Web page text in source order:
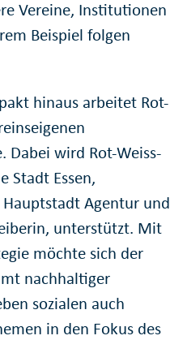
Vereine, Institutionen
Beispiel folgen
hinaus arbeitet Rot-
Dabei wird Rot-Weiss-
Stadt Essen,
Agentur und
unterstützt. Mit
möchte sich der
nachhaltiger
sozialen auch
in den Fokus des